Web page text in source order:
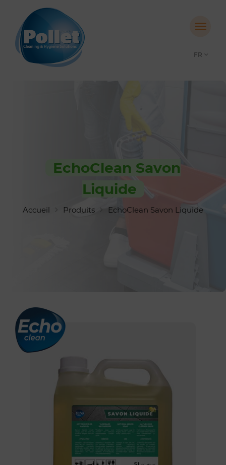
FR
EchoClean Savon
Liquide
Accueil Produits EchoClean Savon Liquide